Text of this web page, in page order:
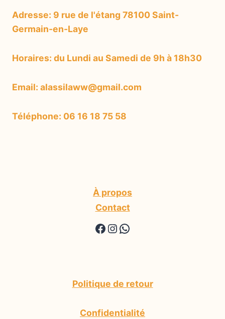
Adresse: 9 rue de l'étang 78100 Saint-
Germain-en-Laye
Horaires: du Lundi au Samedi de 9h à 18h30
Email: alassilaww@gmail.com
Téléphone: 06 16 18 75 58
À propos
Contact
https://
https://
WhatsApp
Politique de retour
Confidentialité